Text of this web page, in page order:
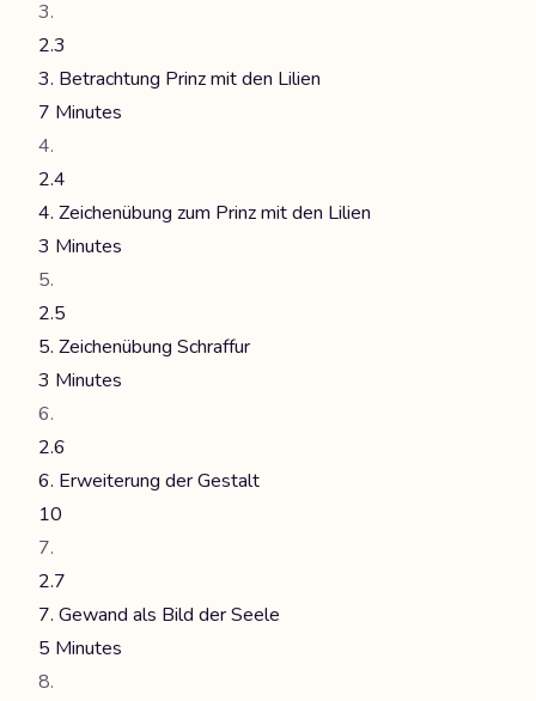
2.3
3. Betrachtung Prinz mit den Lilien
7 Minutes
2.4
4. Zeichenübung zum Prinz mit den Lilien
3 Minutes
2.5
5. Zeichenübung Schraffur
3 Minutes
2.6
6. Erweiterung der Gestalt
10
2.7
7. Gewand als Bild der Seele
5 Minutes